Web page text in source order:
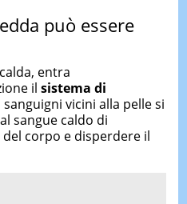
può essere
entra
il sistema di
sanguigni vicini alla pelle si
sangue caldo di
corpo e disperdere il